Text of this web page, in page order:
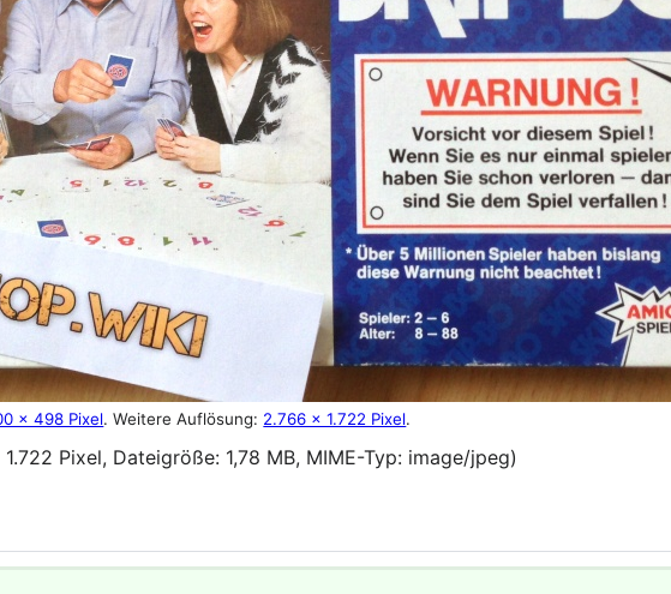
× 498 Pixel.Weitere Auflösung: 2.766 × 1.722 Pixel.
Pixel, Dateigröße: 1,78 MB, MIME-Typ: image/jpeg)